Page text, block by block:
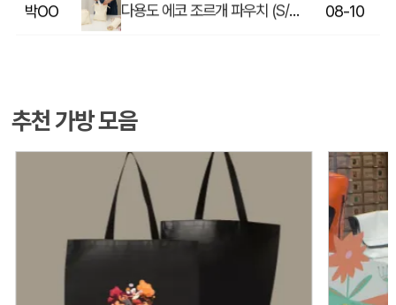
박OO 다용도 에코 조르개 파우치 (S/M/L) 08-10
강OO
강OO 타포린가방 소형 (270x200x330mm) 08-10
08-10
08-10
08-10
추천 가방 모음